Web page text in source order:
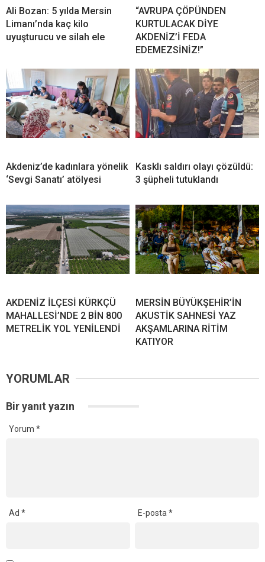
Ali Bozan: 5 yılda Mersin
Limanı’nda kaç kilo
uyuşturucu ve silah ele
“AVRUPA ÇÖPÜNDEN
KURTULACAK DİYE
AKDENİZ’İ FEDA
EDEMEZSİNİZ!”
Akdeniz’de kadınlara yönelik
‘Sevgi Sanatı’ atölyesi
Kasklı saldırı olayı çözüldü:
3 şüpheli tutuklandı
AKDENİZ İLÇESİ KÜRKÇÜ
MAHALLESİ’NDE 2 BİN 800
METRELİK YOL YENİLENDİ
MERSİN BÜYÜKŞEHİR’İN
AKUSTİK SAHNESİ YAZ
AKŞAMLARINA RİTİM
KATIYOR
YORUMLAR
Bir yanıt yazın
Yorum *
Ad * E-posta*